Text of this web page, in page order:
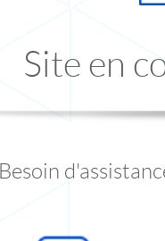
Site en
Besoin